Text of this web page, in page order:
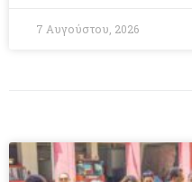
7 Αυγούστου, 2026